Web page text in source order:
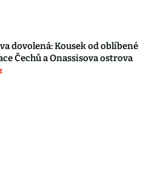
dovolená: Kousek od oblíbené
Čechů a Onassisova ostrova